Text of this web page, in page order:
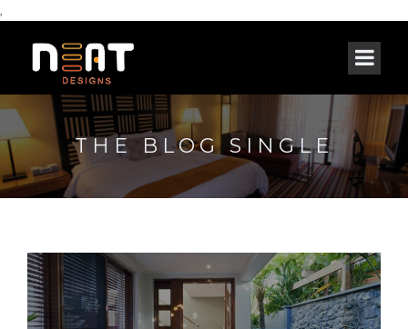
,
THE BLOG SINGLE